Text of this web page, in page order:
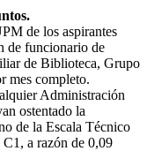
de los aspirantes
de funcionario de
de Biblioteca, Grupo
mes completo.
Administración
ostentado la
de la Escala Técnico
a razón de 0,09